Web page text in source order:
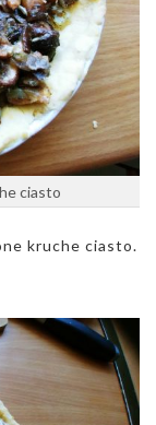
ciasto
kruche ciasto.